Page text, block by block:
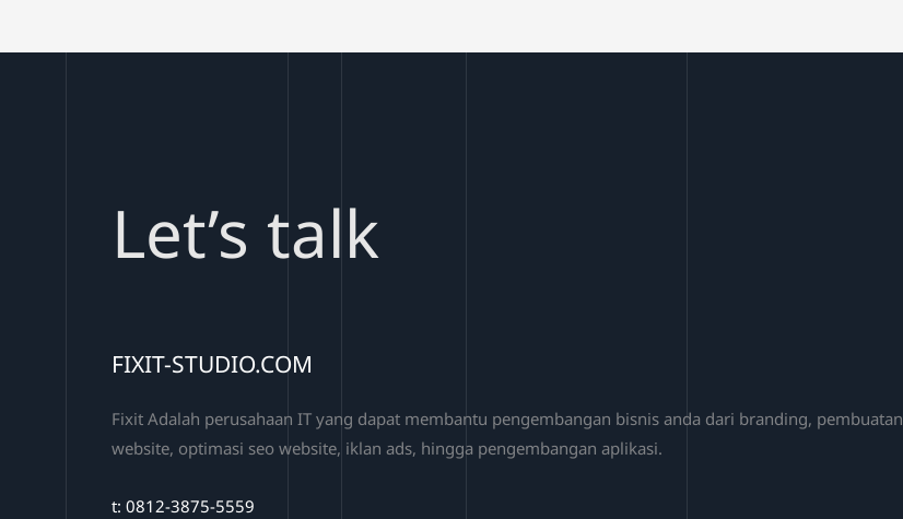
Let’s talk
FIXIT-STUDIO.COM
Fixit Adalah perusahaan IT yang dapat membantu pengembangan bisnis anda dari branding, pembuatan
website, optimasi seo website, iklan ads, hingga pengembangan aplikasi.
t: 0812-3875-5559